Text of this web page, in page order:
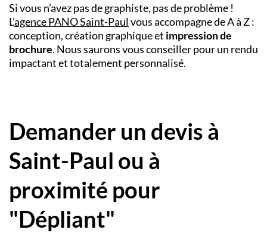
Si vous n’avez pas de graphiste, pas de problème !
L’agencePANOSaint-Paulvous accompagne de A à Z :
conception, création graphique et impression de
brochure. Nous saurons vous conseiller pour un rendu
impactant et totalement personnalisé.
Demander un devis à
Saint-Paul ou à
proximité pour
"Dépliant"